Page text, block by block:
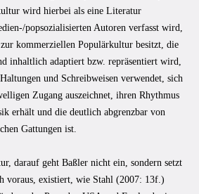
wird hierbei als eine Literatur
popsozialisierten Autoren verfasst wird,
kommerziellen Populärkultur besitzt, die
inhaltlich adaptiert bzw. repräsentiert wird,
und Schreibweisen verwendet, sich
Zugang auszeichnet, ihren Rhythmus
erhält und die deutlich abgrenzbar von
Gattungen ist.
darauf geht Baßler nicht ein, sondern setzt
voraus, existiert, wie Stahl (2007: 13f.)